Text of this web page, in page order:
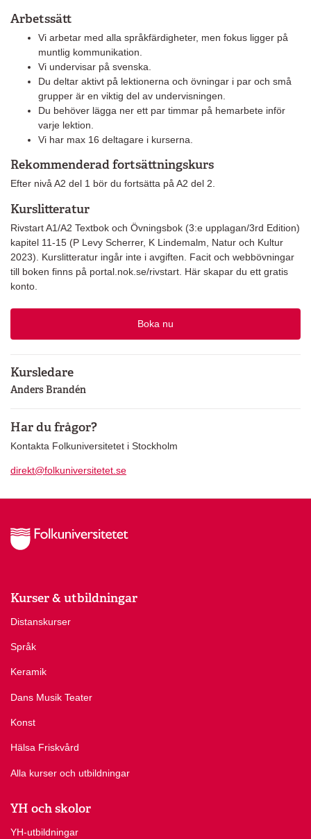
Arbetssätt
Vi arbetar med alla språkfärdigheter, men fokus ligger på
muntlig kommunikation.
Vi undervisar på svenska.
Du deltar aktivt på lektionerna och övningar i par och små
grupper är en viktig del av undervisningen.
Du behöver lägga ner ett par timmar på hemarbete inför
varje lektion.
Vi har max 16 deltagare i kurserna.
Rekommenderad fortsättningskurs
Efter nivå A2 del 1 bör du fortsätta på A2 del 2.
Kurslitteratur
Rivstart A1/A2 Textbok och Övningsbok (3:e upplagan/3rd Edition)
kapitel 11-15 (P Levy Scherrer, K Lindemalm, Natur och Kultur
2023). Kurslitteratur ingår inte i avgiften. Facit och webbövningar
till boken finns på portal.nok.se/rivstart. Här skapar du ett gratis
konto.
Boka nu
Kursledare
Anders Brandén
Har du frågor?
Kontakta Folkuniversitetet i Stockholm
direkt@folkuniversitetet.se
Kurser & utbildningar
Distanskurser
Språk
Keramik
Dans Musik Teater
Konst
Hälsa Friskvård
Alla kurser och utbildningar
YH och skolor
YH-utbildningar